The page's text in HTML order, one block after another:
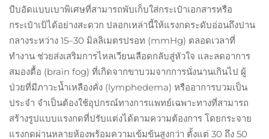
บีบอัดแบบเบาพิเศษที่สามารถพับเก็บใส่กระเป๋าเอกสารหรือ
กระเป๋าเป้ได้อย่างสะดวก ปลอกเหล่านี้ให้แรงกดระดับอ่อนถึงปาน
กลางระหว่าง 15–30 มิลลิเมตรปรอท (mmHg) ตลอดเวลาที่
ทำงาน ช่วยส่งเสริมการไหลเวียนเลือดกลับสู่หัวใจ และลดอาการ
สมองตื้อ (brain fog) ที่เกิดจากขาบวมจากการนั่งนานเกินไป ผู้
ป่วยที่มีภาวะน้ำเหลืองคั่ง (lymphedema) หรืออาการบวมเป็น
ประจำ จำเป็นต้องใช้อุปกรณ์ทางการแพทย์เฉพาะทางที่สามารถ
สร้างรูปแบบแรงกดที่ปรับแต่งได้ตามความต้องการ โดยกระจาย
แรงกดผ่านหลายห้องพร้อมความเข้มข้นสูงกว่า ตั้งแต่ 30 ถึง 50